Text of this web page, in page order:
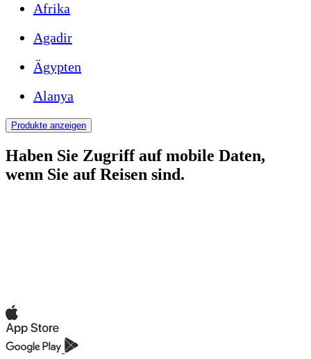
Afrika
Agadir
Ägypten
Alanya
Produkte anzeigen
Haben Sie Zugriff auf mobile Daten,
wenn Sie auf Reisen sind.